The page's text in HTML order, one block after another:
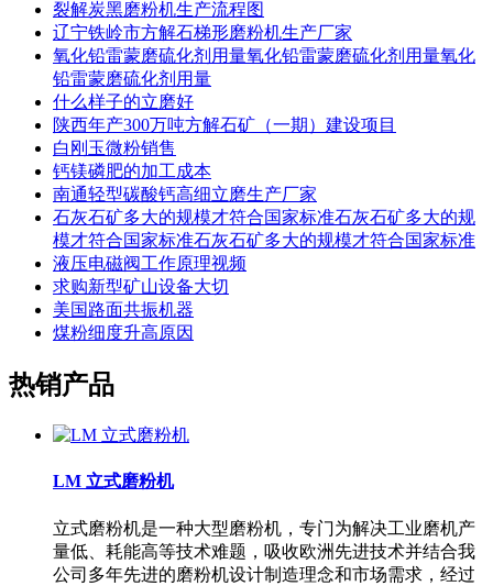
裂解炭黑磨粉机生产流程图
辽宁铁岭市方解石梯形磨粉机生产厂家
氧化铅雷蒙磨硫化剂用量氧化铅雷蒙磨硫化剂用量氧化
铅雷蒙磨硫化剂用量
什么样子的立磨好
陕西年产300万吨方解石矿（一期）建设项目
白刚玉微粉销售
钙镁磷肥的加工成本
南通轻型碳酸钙高细立磨生产厂家
石灰石矿多大的规模才符合国家标准石灰石矿多大的规
模才符合国家标准石灰石矿多大的规模才符合国家标准
液压电磁阀工作原理视频
求购新型矿山设备大切
美国路面共振机器
煤粉细度升高原因
热销产品
LM 立式磨粉机
立式磨粉机是一种大型磨粉机，专门为解决工业磨机产
量低、耗能高等技术难题，吸收欧洲先进技术并结合我
公司多年先进的磨粉机设计制造理念和市场需求，经过